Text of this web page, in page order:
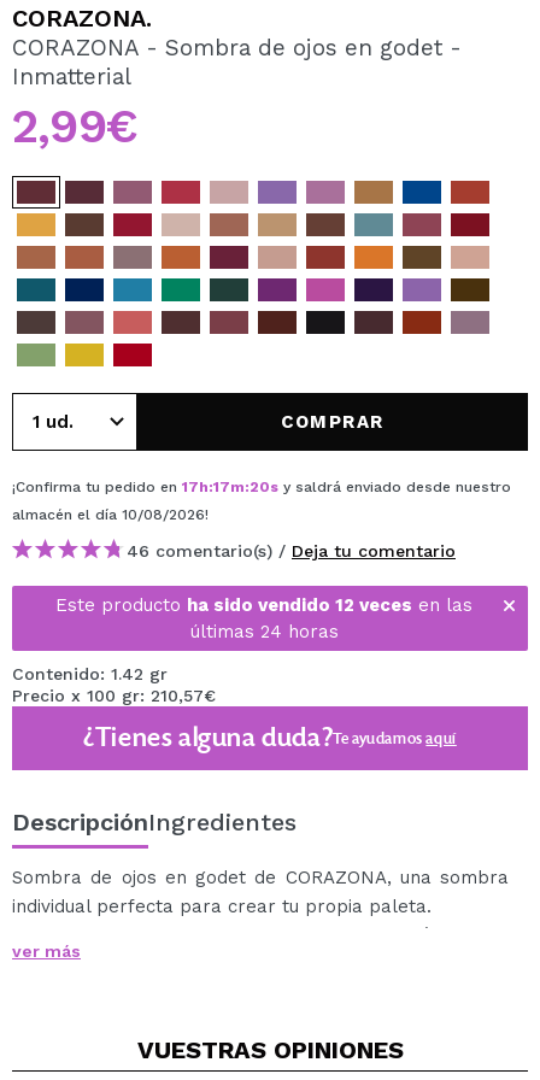
Al crear una cuenta en Maquillalia.com podrás realizar
tus compras rápidamente, revisar el estado de tus
CREAR CUENTA
CORAZONA.
CORAZONA - Sombra de ojos en godet -
Inmatterial
2,99€
COMPRAR
¡Confirma tu pedido en 17h:17m:20s y saldrá enviado desde nuestro
almacén el día 10/08/2026!
46 comentario(s) / Deja tu comentario
Este producto ha sido vendido 12 veces en las
últimas 24 horas
Contenido: 1.42 gr
Precio x 100 gr: 210,57€
¿Tienes alguna duda?Te ayudamosaquí
DescripciónIngredientes
Sombra de ojos en godet de CORAZONA, una sombra
individual perfecta para crear tu propia paleta.
Sombras en godet súper pigmentadas, fáciles de
aplicar y difuminar, que te ayudará a crear looks de lo
sombras en godet de CORAZONA, entre las que
ver más
VUESTRAS OPINIONES